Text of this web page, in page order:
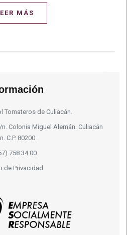
MÁS
Tomateros de Culiacán.
Colonia Miguel Alemán. Culiacán
C.P. 80200
758 34 00
de Privacidad